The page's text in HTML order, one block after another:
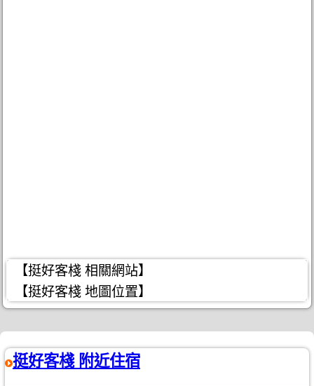
【挺好客棧 相關網站】
【挺好客棧 地圖位置】
挺好客棧 附近住宿